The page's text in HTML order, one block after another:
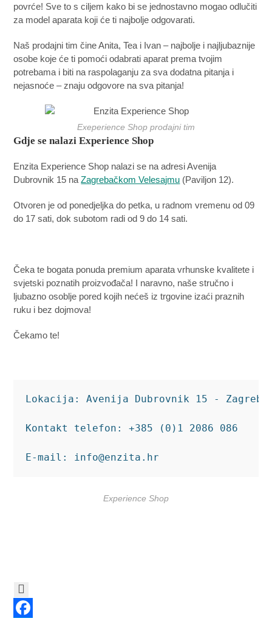
povrće! Sve to s ciljem kako bi se jednostavno mogao odlučiti
za model aparata koji će ti najbolje odgovarati.
Naš prodajni tim čine Anita, Tea i Ivan – najbolje i najljubaznije
osobe koje će ti pomoći odabrati aparat prema tvojim
potrebama i biti na raspolaganju za sva dodatna pitanja i
nejasnoće – znaju odgovore na sva pitanja!
Exeperience Shop prodajni tim
Gdje se nalazi Experience Shop
Enzita Experience Shop nalazi se na adresi Avenija
Dubrovnik 15 naZagrebačkom Velesajmu (Paviljon 12).
Otvoren je od ponedjeljka do petka, u radnom vremenu od 09
do 17 sati, dok subotom radi od 9 do 14 sati.
Čeka te bogata ponuda premium aparata vrhunske kvalitete i
svjetski poznatih proizvođača! I naravno, naše stručno i
ljubazno osoblje pored kojih nećeš iz trgovine izaći praznih
ruku i bez dojmova!
Čekamo te!
Lokacija: Avenija Dubrovnik 15 -
Kontakt telefon: +385 (0)1 2086 086
E-mail: info@enzita.hr
Experience Shop